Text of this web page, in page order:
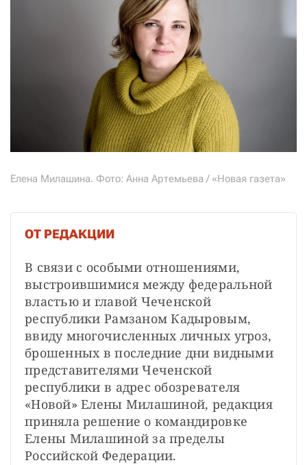
Елена Милашина. Фото: Анна Артемьева / «Новая газета»
ОТ РЕДАКЦИИ
В связи с особыми отношениями,
выстроившимися между федеральной
властью и главой Чеченской
республики Рамзаном Кадыровым,
ввиду многочисленных личных угроз,
брошенных в последние дни видными
представителями Чеченской
республики в адрес обозревателя
«Новой» Елены Милашиной, редакция
приняла решение о командировке
Елены Милашиной за пределы
Российской Федерации.